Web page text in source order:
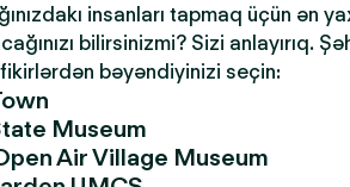
insanları tapmaq üçün ən
bilirsinizmi? Sizi anlayırıq.
bəyəndiyinizi seçin:
Museum
Air Village Museum